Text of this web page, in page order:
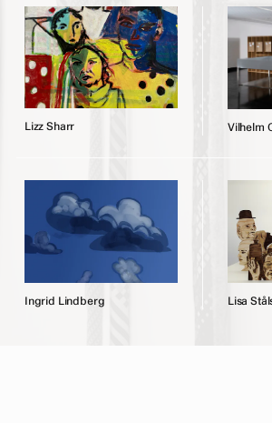
Lizz Sharr Vilhelm
Ingrid Lindberg Lisa Stål